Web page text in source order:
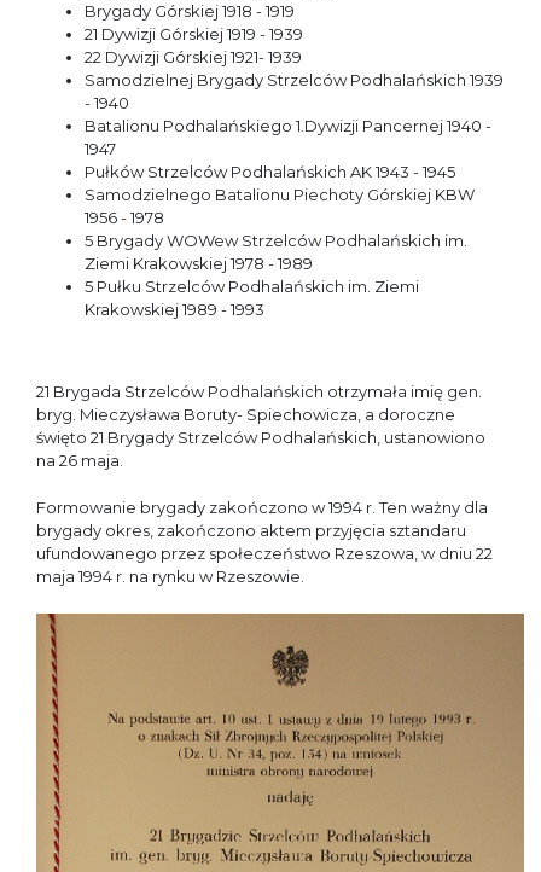
Brygady Górskiej 1918 - 1919
21 Dywizji Górskiej 1919 - 1939
22 Dywizji Górskiej 1921- 1939
Samodzielnej Brygady Strzelców Podhalańskich 1939
- 1940
Batalionu Podhalańskiego 1.Dywizji Pancernej 1940 -
1947
Pułków Strzelców Podhalańskich AK 1943 - 1945
Samodzielnego Batalionu Piechoty Górskiej KBW
1956 - 1978
5 Brygady WOWew Strzelców Podhalańskich im.
Ziemi Krakowskiej 1978 - 1989
5 Pułku Strzelców Podhalańskich im. Ziemi
Krakowskiej 1989 - 1993
21 Brygada Strzelców Podhalańskich otrzymała imię gen.
bryg. Mieczysława Boruty- Spiechowicza, a doroczne
święto 21 Brygady Strzelców Podhalańskich, ustanowiono
na 26 maja.
Formowanie brygady zakończono w 1994 r. Ten ważny dla
brygady okres, zakończono aktem przyjęcia sztandaru
ufundowanego przez społeczeństwo Rzeszowa, w dniu 22
maja 1994 r. na rynku w Rzeszowie.